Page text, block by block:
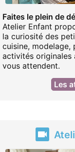
Faites le plein de
Atelier Enfant
la curiosité des
cuisine, modelage,
activités originales
vous attendent.
Les